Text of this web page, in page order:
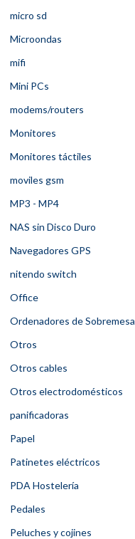
micro sd
Microondas
mifi
Mini PCs
modems/routers
Monitores
Monitores táctiles
moviles gsm
MP3 - MP4
NAS sin Disco Duro
Navegadores GPS
nitendo switch
Office
Ordenadores de Sobremesa
Otros
Otros cables
Otros electrodomésticos
panificadoras
Papel
Patinetes eléctricos
PDA Hostelería
Pedales
Peluches y cojines